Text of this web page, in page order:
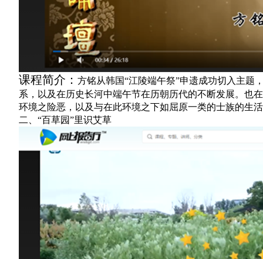
课程简介： 方铭从韩国“江陵端午祭”申遗成功切入主题
系，以及在历史长河中端午节在历朝历代的不断发展。也
环境之险恶，以及与在此环境之下如屈原一类的士族的生
二、“百草园”里识艾草